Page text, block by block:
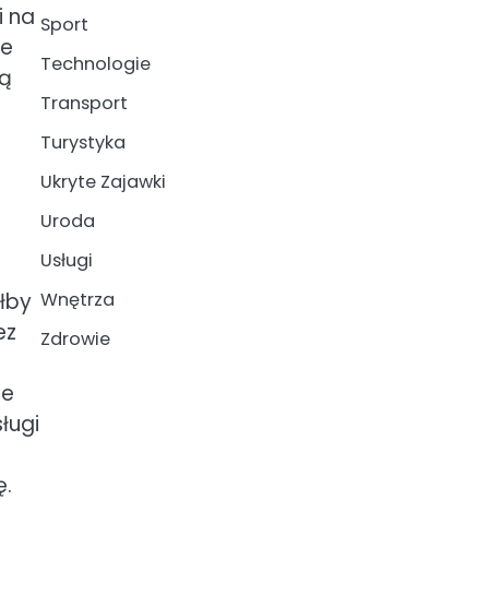
na Sport
Technologie
Transport
Turystyka
Ukryte Zajawki
Uroda
Usługi
Wnętrza
Zdrowie